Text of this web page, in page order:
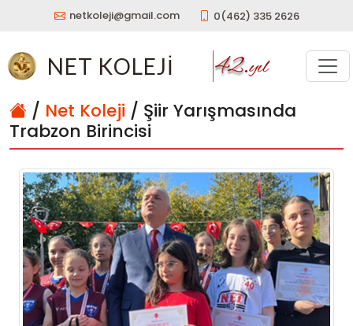
netkoleji@gmail.com 0(462) 335 2626
NET KOLEJİ
/ Net Koleji / Şiir Yarışmasında
Trabzon Birincisi